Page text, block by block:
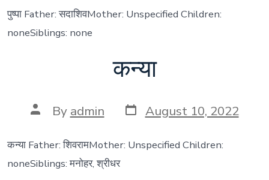
पुष्पा Father: सदाशिवMother: Unspecified Children:
noneSiblings: none
कन्या
Post
author
By admin Post
date
August 10, 2022
कन्या Father: शिवरामMother: Unspecified Children:
noneSiblings: मनोहर, श्रीधर